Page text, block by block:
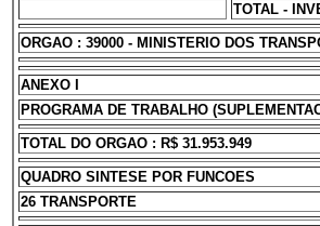
TOTAL -
ORGAO : 39000 - MINISTERIO DOS
ANEXO I
PROGRAMA DE TRABALHO
TOTAL DO ORGAO : R$ 31.953.949
QUADRO SINTESE POR FUNCOES
26 TRANSPORTE